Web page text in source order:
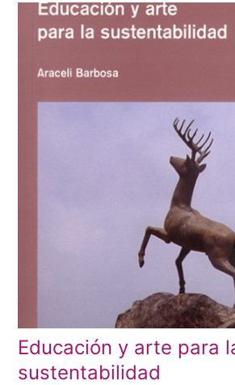
Educación y arte para
sustentabilidad